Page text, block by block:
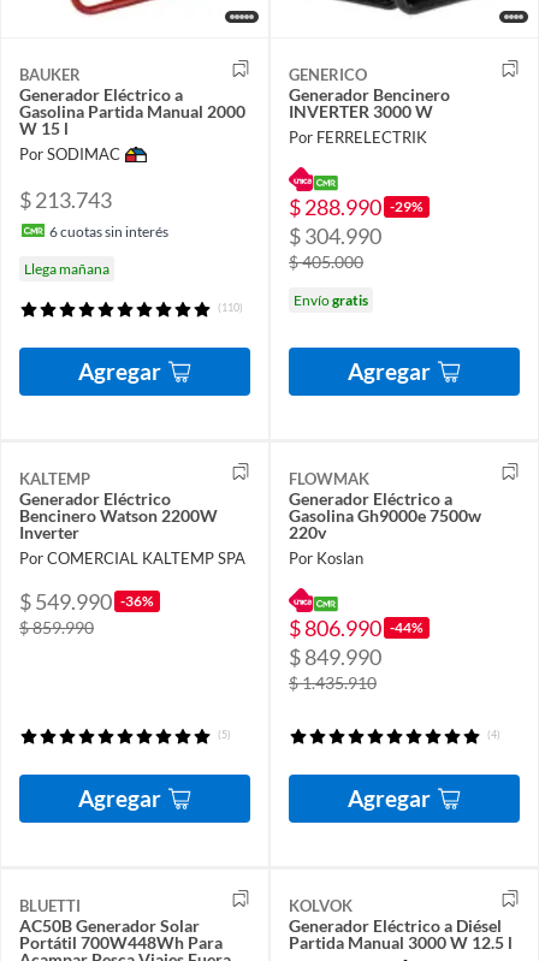
BAUKER
Generador Eléctrico a
Gasolina Partida Manual 2000
W 15 l
Por SODIMAC
$ 213.743
6cuotas sin interés
Llega mañana
(110)
Agregar
GENERICO
Generador Bencinero
INVERTER 3000 W
Por FERRELECTRIK
$ 288.990 -29%
$ 304.990
$ 405.000
Envíogratis
Agregar
KALTEMP
Generador Eléctrico
Bencinero Watson 2200W
Inverter
Por COMERCIAL KALTEMP SPA
$ 549.990 -36%
$ 859.990
(5)
Agregar
FLOWMAK
Generador Eléctrico a
Gasolina Gh9000e 7500w
220v
Por Koslan
$ 806.990 -44%
$ 849.990
$ 1.435.910
(4)
Agregar
BLUETTI
AC50B Generador Solar
Portátil 700W448Wh Para
KOLVOK
Generador Eléctrico a Diésel
Partida Manual 3000 W 12.5 l